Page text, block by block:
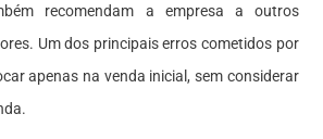
recomendam a empresa a outros
Um dos principais erros cometidos por
apenas na venda inicial, sem considerar